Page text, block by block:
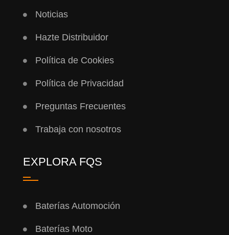
Noticias
Hazte Distribuidor
Política de Cookies
Política de Privacidad
Preguntas Frecuentes
Trabaja con nosotros
EXPLORA FQS
Baterías Automoción
Baterías Moto